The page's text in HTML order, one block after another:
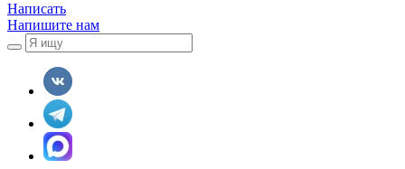
Написать
Напишите нам